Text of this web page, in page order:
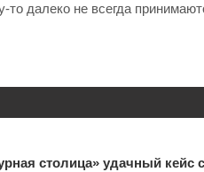
далеко не всегда
столица» удачный кейс